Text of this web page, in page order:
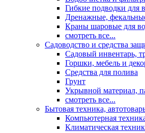
Гибкие подводки для
Дренажные,
Краны шаровые для
смотреть все...
Садоводство и средства
Садовый инвентарь,
Горшки, мебель и
Средства для полива
Грунт
Укрывной материал,
смотреть все...
Бытовая техника,
Компьютерная
Климатическая